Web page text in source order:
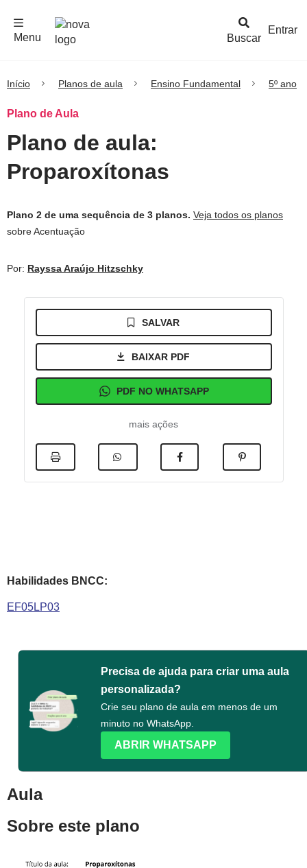
Buscar
Menu
Entrar
Início Planos de aula Ensino Fundamental 5º ano
Plano de Aula
Plano de aula:
Proparoxítonas
Plano 2 de uma sequência de 3 planos. Veja todos os planos
sobre Acentuação
Por: Rayssa Araújo Hitzschky
SALVAR
BAIXAR PDF
PDF NO WHATSAPP
mais ações
Habilidades BNCC:
EF05LP03
Precisa de ajuda para criar uma aula
personalizada?
Crie seu plano de aula em menos de um
minuto no WhatsApp.
ABRIR WHATSAPP
Aula
Sobre este plano